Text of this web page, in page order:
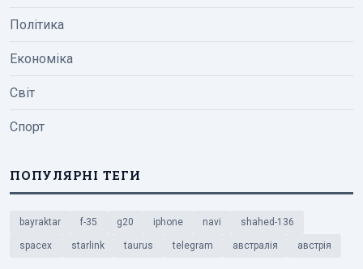
Політика
Економіка
Світ
Спорт
ПОПУЛЯРНІ ТЕГИ
bayraktar f-35 g20 iphone navi shahed-136
spacex starlink taurus telegram австралія австрія